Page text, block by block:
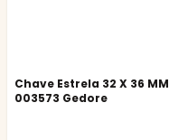
Chave Estrela 32 X 36 MM
003573 Gedore